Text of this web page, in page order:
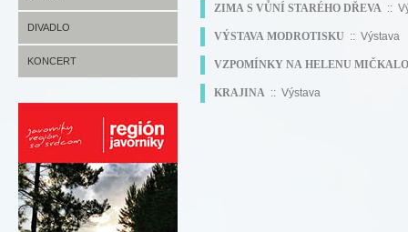
DIVADLO
KONCERT
ZIMA S VŮNÍ STARÉHO DŘEVA ::
VÝSTAVA MODROTISKU :: Výstava
VZPOMÍNKY NA HELENU
KRAJINA :: Výstava